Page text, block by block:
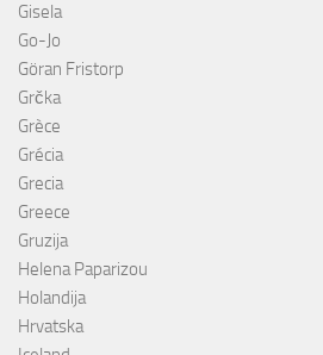
Gisela
Go-Jo
Göran Fristorp
Grčka
Grèce
Grécia
Grecia
Greece
Gruzija
Helena Paparizou
Holandija
Hrvatska